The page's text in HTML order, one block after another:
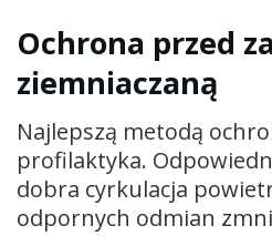
Ochrona przed
ziemniaczaną
Najlepszą metodą
profilaktyka.
dobra cyrkulacja
odpornych odmian